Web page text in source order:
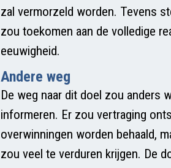
zal vermorzeld worden. Tevens
zou toekomen aan de volledige
eeuwigheid.
Andere weg
De weg naar dit doel zou anders
informeren. Er zou vertraging
overwinningen worden behaald,
zou veel te verduren krijgen. De